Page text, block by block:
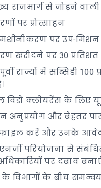
राजमार्ग से जोड़ने
पर प्रोत्साहन
मशीनीकरण पर उप-
खरीदने पर 30
पूर्वी राज्यों में सब्सिडी
विंडो क्लीयरेंस के लिए
अनुप्रयोग और बेहतर
फाइल करें और उनके
परियोजना से
पर दबाव
के विभागों के बीच